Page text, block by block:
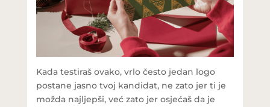
Kada testiraš ovako, vrlo često jedan logo
postane jasno tvoj kandidat, ne zato jer ti je
možda najljepši, već zato jer osjećaš da je